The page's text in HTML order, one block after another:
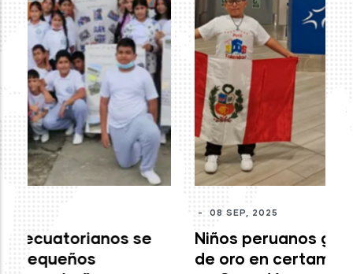
Niños peruanos ganan medallas
de oro en certamen internacional